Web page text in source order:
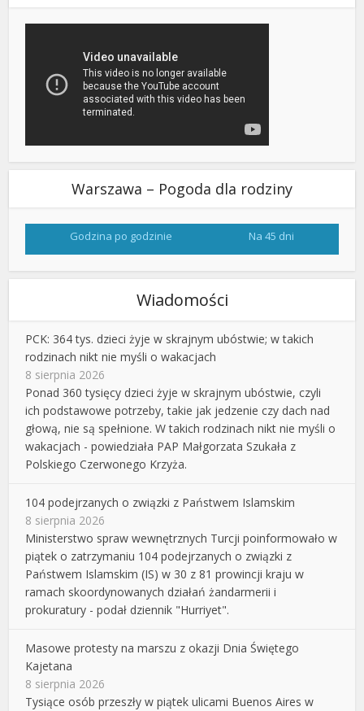
Warszawa – Pogoda dla rodziny
Godzina po godzinie Na 45 dni
Wiadomości
PCK: 364 tys. dzieci żyje w skrajnym ubóstwie; w takich
rodzinach nikt nie myśli o wakacjach
8 sierpnia 2026
Ponad 360 tysięcy dzieci żyje w skrajnym ubóstwie, czyli
ich podstawowe potrzeby, takie jak jedzenie czy dach nad
głową, nie są spełnione. W takich rodzinach nikt nie myśli o
wakacjach - powiedziała PAP Małgorzata Szukała z
Polskiego Czerwonego Krzyża.
104 podejrzanych o związki z Państwem Islamskim
8 sierpnia 2026
Ministerstwo spraw wewnętrznych Turcji poinformowało w
piątek o zatrzymaniu 104 podejrzanych o związki z
Państwem Islamskim (IS) w 30 z 81 prowincji kraju w
ramach skoordynowanych działań żandarmerii i
prokuratury - podał dziennik "Hurriyet".
Masowe protesty na marszu z okazji Dnia Świętego
Kajetana
8 sierpnia 2026
Tysiące osób przeszły w piątek ulicami Buenos Aires w